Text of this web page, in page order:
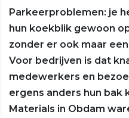
Parkeerproblemen: je
hun koekblik gewoon
zonder er ook maar
Voor bedrijven is dat
medewerkers en
ergens anders hun bak
Materials in Obdam